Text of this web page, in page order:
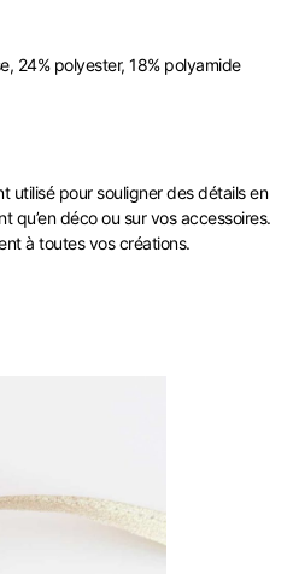
24% polyester, 18% polyamide
utilisé pour souligner des détails en
qu’en déco ou sur vos accessoires.
à toutes vos créations.